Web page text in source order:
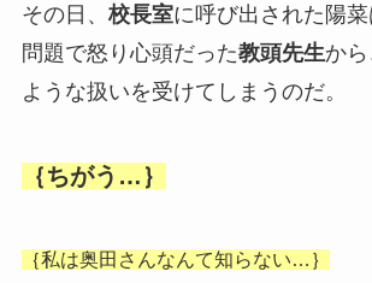
その日、 校長室に呼び出された陽
問題で怒り心頭だった教頭先生か
ような扱いを受けてしまうのだ。
｛ちがう…｝
｛私は奥田さんなんて知らない…｝